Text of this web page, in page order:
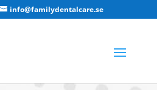
info@familydentalcare.se